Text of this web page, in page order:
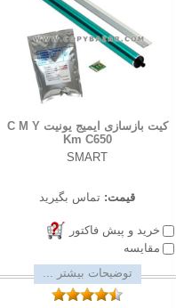
کیت بازسازی ایمیج یونیت C M Y
Km C650
SMART
قیمت: تماس بگیرید
خرید و پیش فاکتور
مقایسه
توضیحات بیشتر ...